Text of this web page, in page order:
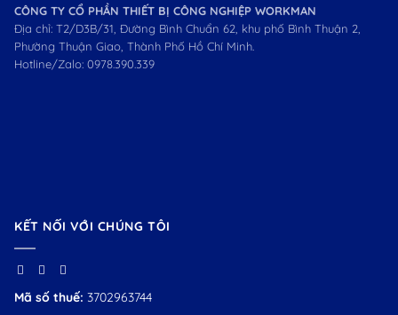
CÔNG TY CỔ PHẦN THIẾT BỊ CÔNG NGHIỆP WORKMAN
Địa chỉ: T2/D3B/31, Đường Bình Chuẩn 62, khu phố Bình Thuận 2,
Phường Thuận Giao, Thành Phố Hồ Chí Minh.
Hotline/Zalo: 0978.390.339
KẾT NỐI VỚI CHÚNG TÔI
Mã số thuế: 3702963744